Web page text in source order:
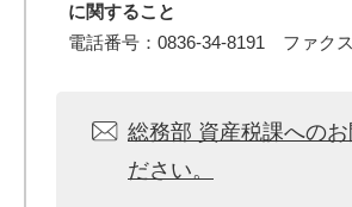
に関すること
電話番号：0836-34-8191 ファク
総務部 資産税課への
ださい。